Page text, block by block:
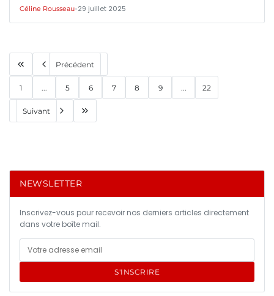
Céline Rousseau•29 juillet 2025
Précédent
1 ... 5 6 7 8 9 ... 22
Suivant
NEWSLETTER
Inscrivez-vous pour recevoir nos derniers articles directement
dans votre boîte mail.
S'INSCRIRE